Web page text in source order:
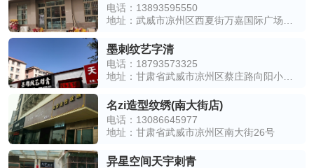
电话：13893595550
墨刺纹艺字清
电话：18793573325
名zi造型纹绣(南大街店)
电话：13086645977
地址：甘肃省武威市凉州区南大街26号
异星空间天宇刺青